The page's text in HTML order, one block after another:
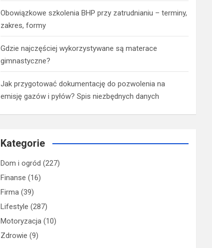
Obowiązkowe szkolenia BHP przy zatrudnianiu – terminy,
zakres, formy
Gdzie najczęściej wykorzystywane są materace
gimnastyczne?
Jak przygotować dokumentację do pozwolenia na
emisję gazów i pyłów? Spis niezbędnych danych
Kategorie
Dom i ogród (227)
Finanse (16)
Firma (39)
Lifestyle (287)
Motoryzacja (10)
Zdrowie (9)